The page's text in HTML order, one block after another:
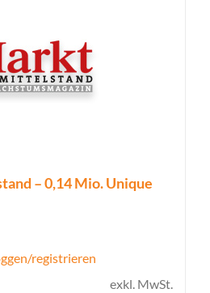
– 0,14 Mio. Unique
registrieren
exkl. MwSt.